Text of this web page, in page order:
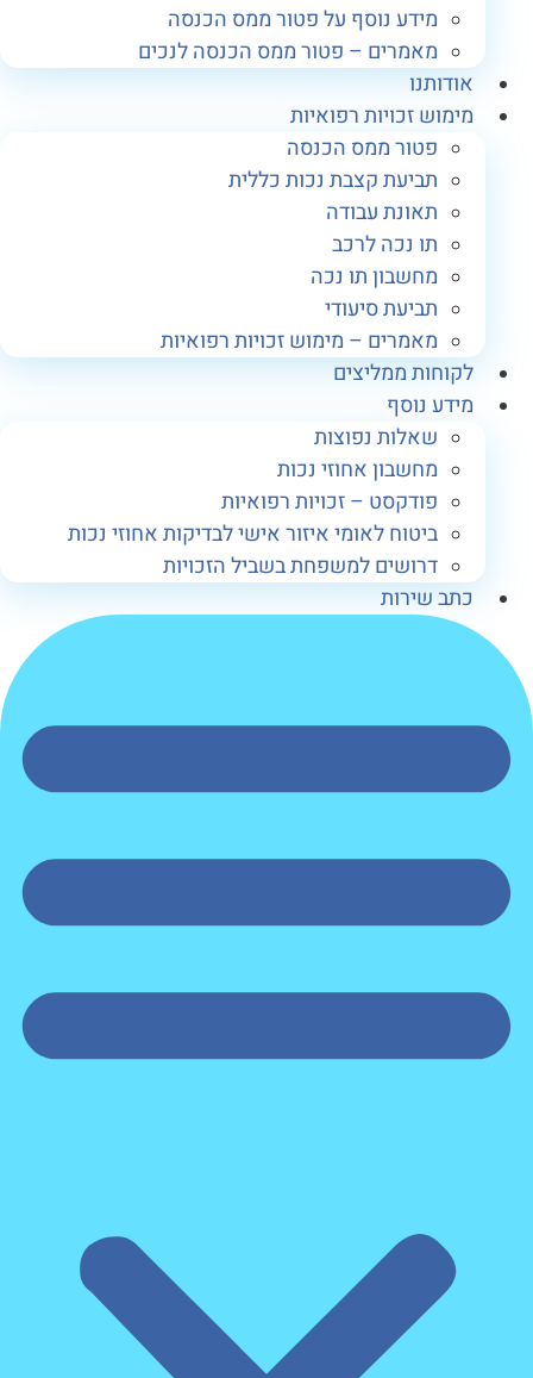
מידע נוסף על פטור ממס הכנסה
מאמרים – פטור ממס הכנסה לנכים
זכויות רפואיות
פטור ממס הכנסה
תביעת קצבת נכות כללית
תאונת עבודה
תו נכה לרכב
מחשבון תו נכה
תביעת סיעודי
מאמרים – מימוש זכויות רפואיות
ממליצים
נוסף
שאלות נפוצות
מחשבון אחוזי נכות
פודקסט – זכויות רפואיות
ביטוח לאומי איזור אישי לבדיקות אחוזי נכות
דרושים למשפחת בשביל הזכויות
שירות